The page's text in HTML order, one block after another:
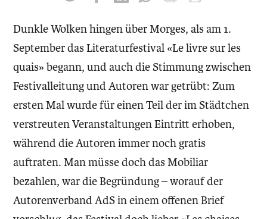
Dunkle Wolken hingen über Morges, als am 1.
September das Literaturfestival «Le livre sur les
quais» begann, und auch die Stimmung zwischen
Festivalleitung und Autoren war getrübt: Zum
ersten Mal wurde für einen Teil der im Städtchen
verstreuten Veranstaltungen Eintritt erhoben,
während die Autoren immer noch gratis
auftraten. Man müsse doch das Mobiliar
bezahlen, war die Begründung – worauf der
Autorenverband AdS in einem offenen Brief